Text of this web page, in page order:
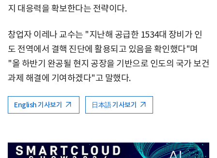
지 대응력을 확보한다는 전략이다.
창업자 이레나 교수는 "지난해 공급한 1534대 장비가 인
도 전역에서 결핵 진단에 활용되고 있음을 확인했다"며
"올 하반기 완공될 현지 공장을 기반으로 인도의 국가 보건
과제 해결에 기여하겠다"고 말했다.
English 기사보기 日本語 기사보기